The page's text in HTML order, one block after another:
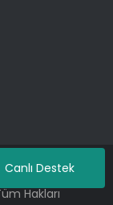
Hakları
Canlı Destek